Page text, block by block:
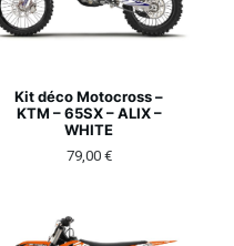
Kit déco Motocross –
KTM – 65SX – ALIX –
WHITE
79,00 €